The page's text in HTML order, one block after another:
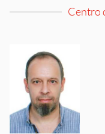
Centro